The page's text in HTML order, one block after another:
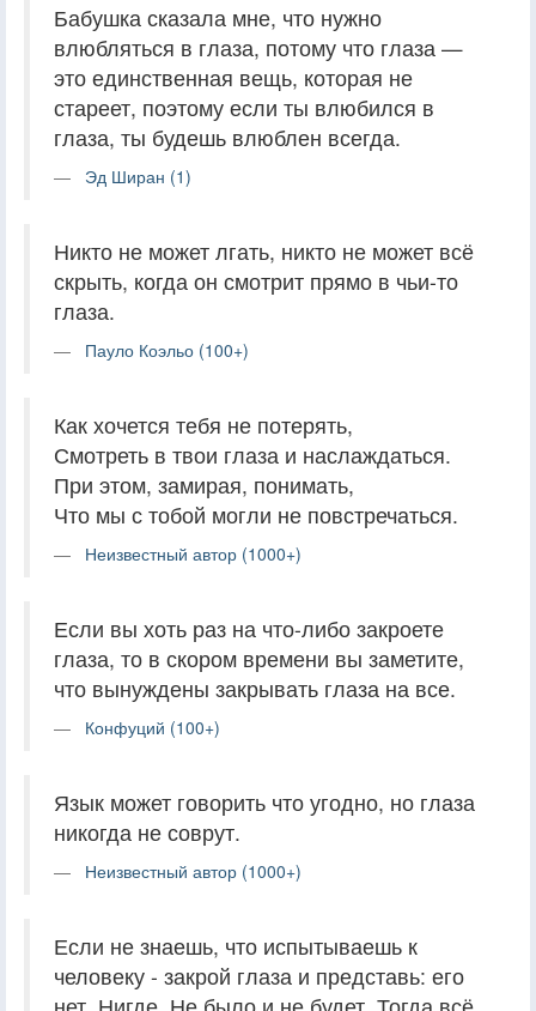
Бабушка сказала мне, что нужно
влюбляться в глаза, потому что глаза —
это единственная вещь, которая не
стареет, поэтому если ты влюбился в
глаза, ты будешь влюблен всегда.
Эд Ширан (1)
Никто не может лгать, никто не может всё
скрыть, когда он смотрит прямо в чьи-то
глаза.
Пауло Коэльо (100+)
Как хочется тебя не потерять,
Смотреть в твои глаза и наслаждаться.
При этом, замирая, понимать,
Что мы с тобой могли не повстречаться.
Неизвестный автор (1000+)
Если вы хоть раз на что-либо закроете
глаза, то в скором времени вы заметите,
что вынуждены закрывать глаза на все.
Конфуций (100+)
Язык может говорить что угодно, но глаза
никогда не соврут.
Неизвестный автор (1000+)
Если не знаешь, что испытываешь к
человеку - закрой глаза и представь: его